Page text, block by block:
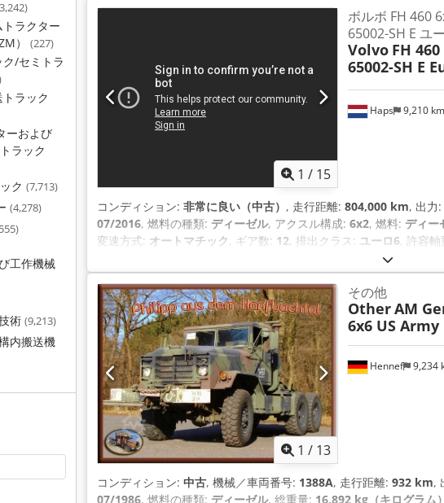
ラクター
） (227)
/セミトラ
ラック
ーおよび
ラック
ク (7,713)
(4,278)
工作機械
術 (9,213)
内搬送機
1 / 15
Haps 9,210 km
ボルボ FH 460
65002-SH E ユ
Volvo FH
65002-SH E
コンディション: 非常に良い（中古） , 走行距離: 804,000 km, 出力:
07/2016, 燃料の種類: ディーゼル, アクスル構成: 6x2, 燃料: ディー
変速方式: オートマチック, ギア数: 12, 排出クラス: ユーロ6, 許容
, 許容軸荷重（軸3）:
2,767 h, 装備:ABS（アンチロック・ブレーキ・システム）, アド
ラルロック, ナビゲーションシステム, パワーステアリング, パー
ンドウ調節,
1 / 13
Hennef 9,234
その他
OtherAM
6x6 US
コンディション: 中古, 機械／車両番号: 1388A, 走行距離: 932 km,
07/1986, 燃料の種類: ディーゼル, 総重量: 16,892 kg（キログラム）